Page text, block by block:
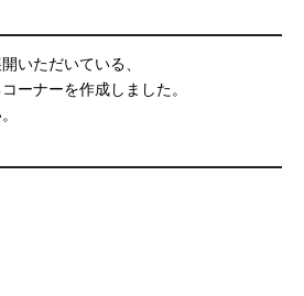
いただいている、
ーナーを作成しました。